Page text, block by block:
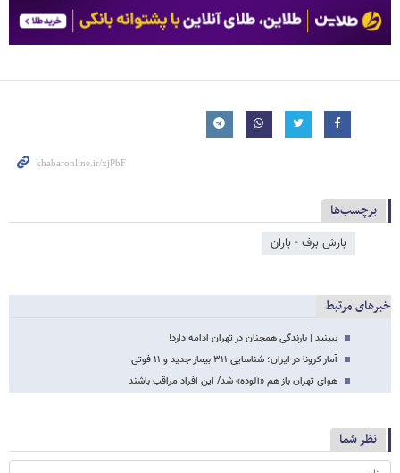
برچسب‌ها
بارش برف - باران
خبرهای مرتبط
ببینید | بارندگی همچنان در تهران ادامه دارد!
آمار کرونا در ایران؛ شناسایی ۳۱۱ بیمار جدید و ۱۱ فوتی
هوای تهران باز هم «آلوده» شد/ این افراد مراقب باشند
نظر شما